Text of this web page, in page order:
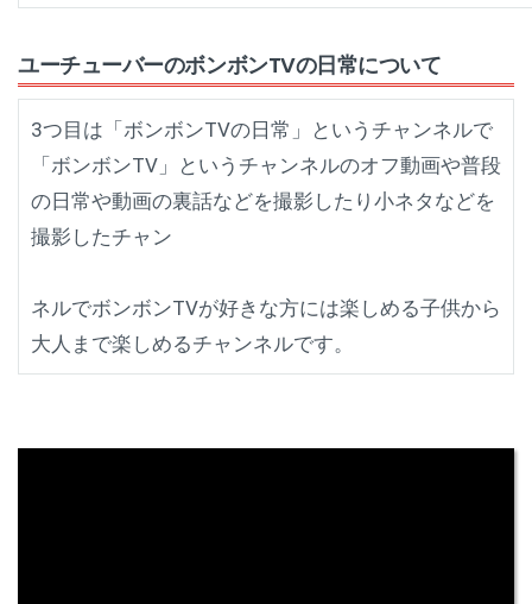
ユーチューバーのボンボンTVの日常について
3つ目は「ボンボンTVの日常」というチャンネルで
「ボンボンTV」というチャンネルのオフ動画や普段
の日常や動画の裏話などを撮影したり小ネタなどを
撮影したチャン
ネルでボンボンTVが好きな方には楽しめる子供から
大人まで楽しめるチャンネルです。